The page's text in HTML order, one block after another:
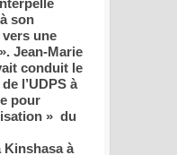
son
une
Jean-Marie
conduit le
l’UDPS à
pour
» du
Kinshasa à